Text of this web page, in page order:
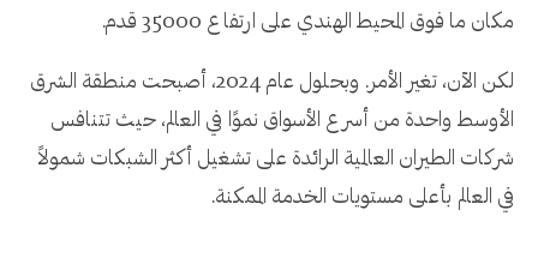
مكان ما فوق المحيط الهندي على ارتفاع 35000 قدم.
لكن الآن، تغير الأمر. وبحلول عام 2024، أصبحت منطقة الشرق
الأوسط واحدة من أسرع الأسواق نموًا في العالم، حيث تتنافس
شركات الطيران العالمية الرائدة على تشغيل أكثر الشبكات شمولاً
في العالم بأعلى مستويات الخدمة الممكنة.